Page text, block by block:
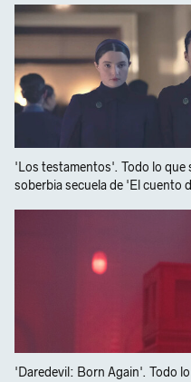
'Los testamentos'. Todo lo que
soberbia secuela de 'El cuento
'Daredevil: Born Again'. Todo